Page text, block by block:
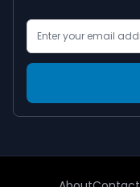
Email Address